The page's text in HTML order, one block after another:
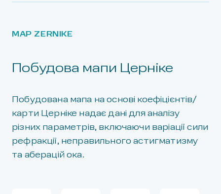
MAP ZERNIKE
Побудова мапи Церніке
Побудована мапа на основі коефіцієнтів/
карти Церніке надає дані для аналізу
різних параметрів, включаючи варіації сили
рефракції, неправильного астигматизму
та аберацій ока.